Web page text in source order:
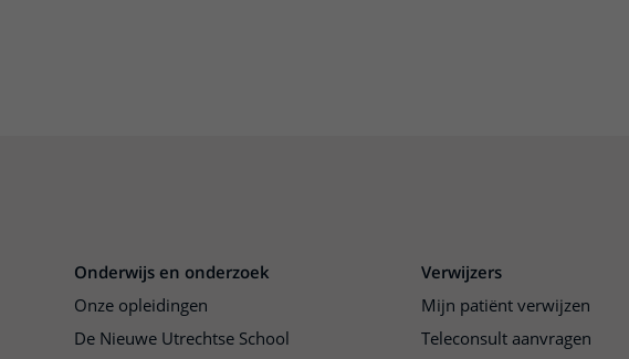
Onderwijs en onderzoek
Onze opleidingen
De Nieuwe Utrechtse School
Verwijzers
Mijn patiënt verwijzen
Teleconsult aanvragen